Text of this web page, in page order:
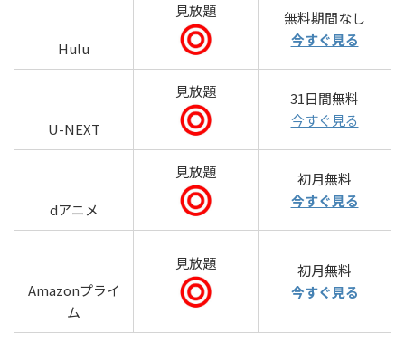
Hulu
見放題
無料期間なし
今すぐ見る
U-NEXT
見放題
31日間無料
今すぐ見る
dアニメ
見放題
初月無料
今すぐ見る
Amazonプライ
ム
見放題
初月無料
今すぐ見る